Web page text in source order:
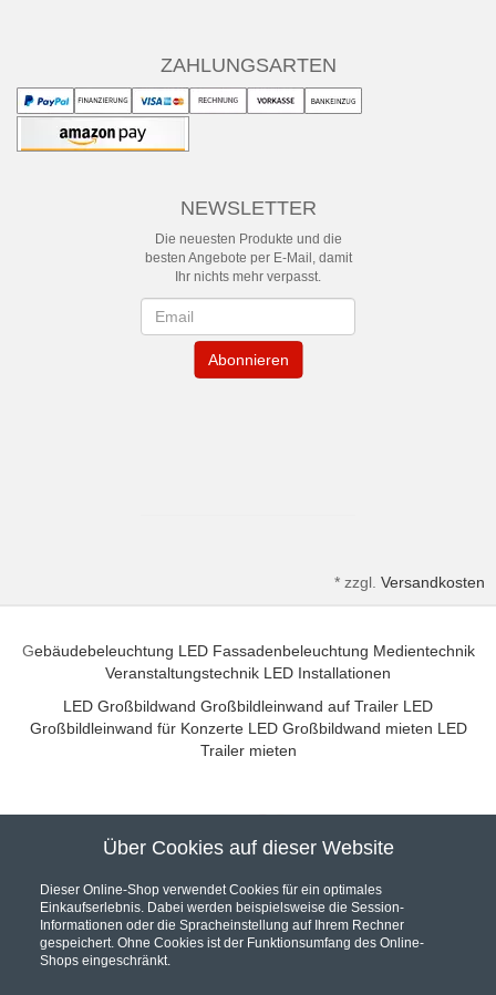
ZAHLUNGSARTEN
NEWSLETTER
Die neuesten Produkte und die
besten Angebote per E-Mail, damit
Ihr nichts mehr verpasst.
Abonnieren
* zzgl. Versandkosten
Gebäudebeleuchtung LED Fassadenbeleuchtung Medientechnik
Veranstaltungstechnik LED Installationen
LED Großbildwand Großbildleinwand auf Trailer LED
Großbildleinwand für Konzerte LED Großbildwand mieten LED
Trailer mieten
Über Cookies auf dieser Website
Dieser Online-Shop verwendet Cookies für ein optimales
Einkaufserlebnis. Dabei werden beispielsweise die Session-
Informationen oder die Spracheinstellung auf Ihrem Rechner
gespeichert. Ohne Cookies ist der Funktionsumfang des Online-
Shops eingeschränkt.